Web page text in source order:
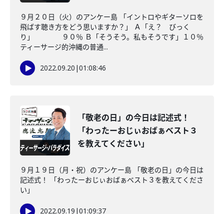
９月２０日（火）のアンケー島 「イントロやギターソロを
飛ばす聴き方をどう思いますか？」 Ａ「え？ びっく
り」 ９０％ Ｂ「そうそう。私もそうです」１０％
ティーサージ的沖縄の普通...
2022.09.20 |01:08:46
「敬老の日」の今日は記述式！
「わったーおじぃおばぁベスト３
を教えてください」
９月１９日（月・祝）のアンケー島 「敬老の日」の今日は
記述式！ 「わったーおじぃおばぁベスト３を教えてくださ
い」
2022.09.19 |01:09:37